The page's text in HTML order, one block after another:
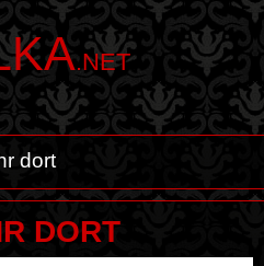
.NET
dort
DORT